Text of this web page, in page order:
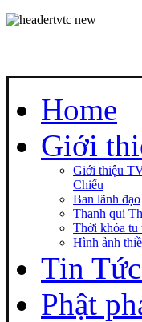
Home
Giới
Giới thiệu
Chiếu
Ban lãnh đạo
Thanh qui
Thời khóa tu
Hình ảnh
Tin
Phật